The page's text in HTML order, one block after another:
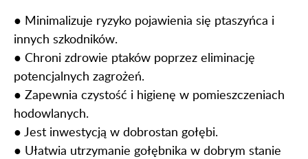
● Minimalizuje ryzyko pojawienia się ptaszyńca i
innych szkodników.
● Chroni zdrowie ptaków poprzez eliminację
potencjalnych zagrożeń.
● Zapewnia czystość i higienę w pomieszczeniach
hodowlanych.
● Jest inwestycją w dobrostan gołębi.
● Ułatwia utrzymanie gołębnika w dobrym stanie